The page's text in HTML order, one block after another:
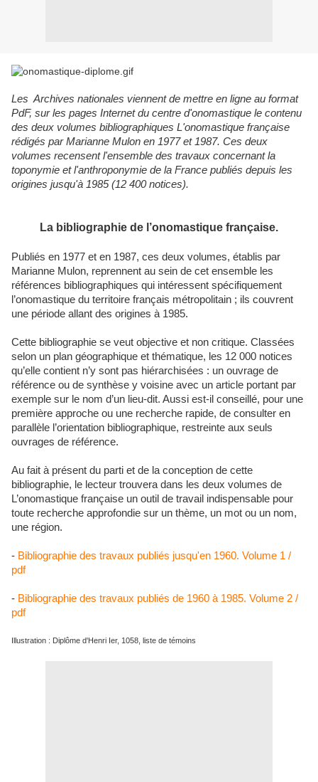
Les Archives nationales viennent de mettre en ligne au format
PdF, sur les pages Internet du centre d'onomastique le contenu
des deux volumes bibliographiques L'onomastique française
rédigés par Marianne Mulon en 1977 et 1987. Ces deux
volumes recensent l'ensemble des travaux concernant la
toponymie et l'anthroponymie de la France publiés depuis les
origines jusqu'à 1985 (12 400 notices).
La bibliographie de l’onomastique française.
Publiés en 1977 et en 1987, ces deux volumes, établis par
Marianne Mulon, reprennent au sein de cet ensemble les
références bibliographiques qui intéressent spécifiquement
l’onomastique du territoire français métropolitain ; ils couvrent
une période allant des origines à 1985.
Cette bibliographie se veut objective et non critique. Classées
selon un plan géographique et thématique, les 12 000 notices
qu’elle contient n’y sont pas hiérarchisées : un ouvrage de
référence ou de synthèse y voisine avec un article portant par
exemple sur le nom d’un lieu-dit. Aussi est-il conseillé, pour une
première approche ou une recherche rapide, de consulter en
parallèle l’orientation bibliographique, restreinte aux seuls
ouvrages de référence.
Au fait à présent du parti et de la conception de cette
bibliographie, le lecteur trouvera dans les deux volumes de
L’onomastique française un outil de travail indispensable pour
toute recherche approfondie sur un thème, un mot ou un nom,
une région.
- Bibliographie des travaux publiés jusqu'en 1960. Volume 1 /
pdf
- Bibliographie des travaux publiés de 1960 à 1985. Volume 2 /
pdf
Illustration : Diplôme d'Henri Ier, 1058, liste de témoins